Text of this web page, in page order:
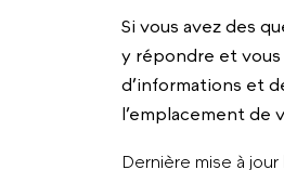
Si vous avez des
y répondre et vous
d’informations et
l’emplacement
Dernière mise à